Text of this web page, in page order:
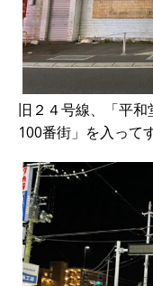
旧２４号線、「平
100番街」を入って